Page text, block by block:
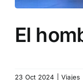
El
23 Oct 2024 Viajes